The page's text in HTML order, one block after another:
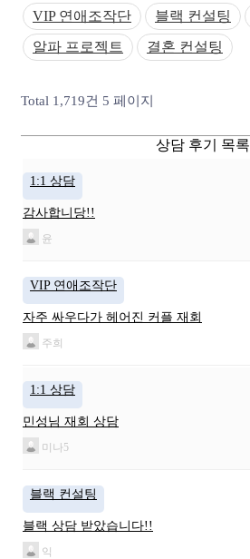
VIP 연애조작단
블랙 컨설팅
알파 프로젝트
결혼 컨설팅
Total 1,719건 5 페이지
상담 후기 목록
1:1 상담
감사합니당!!
윤
VIP 연애조작단
자주 싸우다가 헤어진 커플 재회
주희
1:1 상담
민성님 재회 상담
미나5
블랙 컨설팅
블랙 상담 받았습니다!!
익